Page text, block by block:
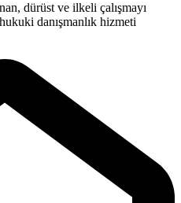
dürüst ve ilkeli çalışmayı
danışmanlık hizmeti